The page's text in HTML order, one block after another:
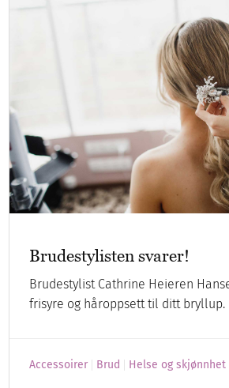
Brudestylisten svarer!
Brudestylist Cathrine Heieren
frisyre og håroppsett til ditt bryllup.
Accessoirer Brud Helse og skjønnhet